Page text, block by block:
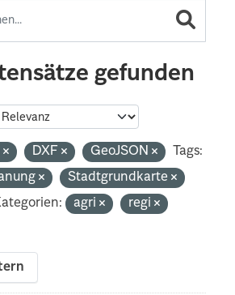
gefunden
DXF GeoJSON
Tags:
Stadtgrundkarte
agri
regi